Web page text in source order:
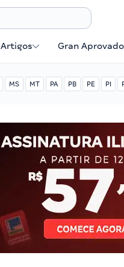
Artigos Gran
MS MT PA PB PE PI